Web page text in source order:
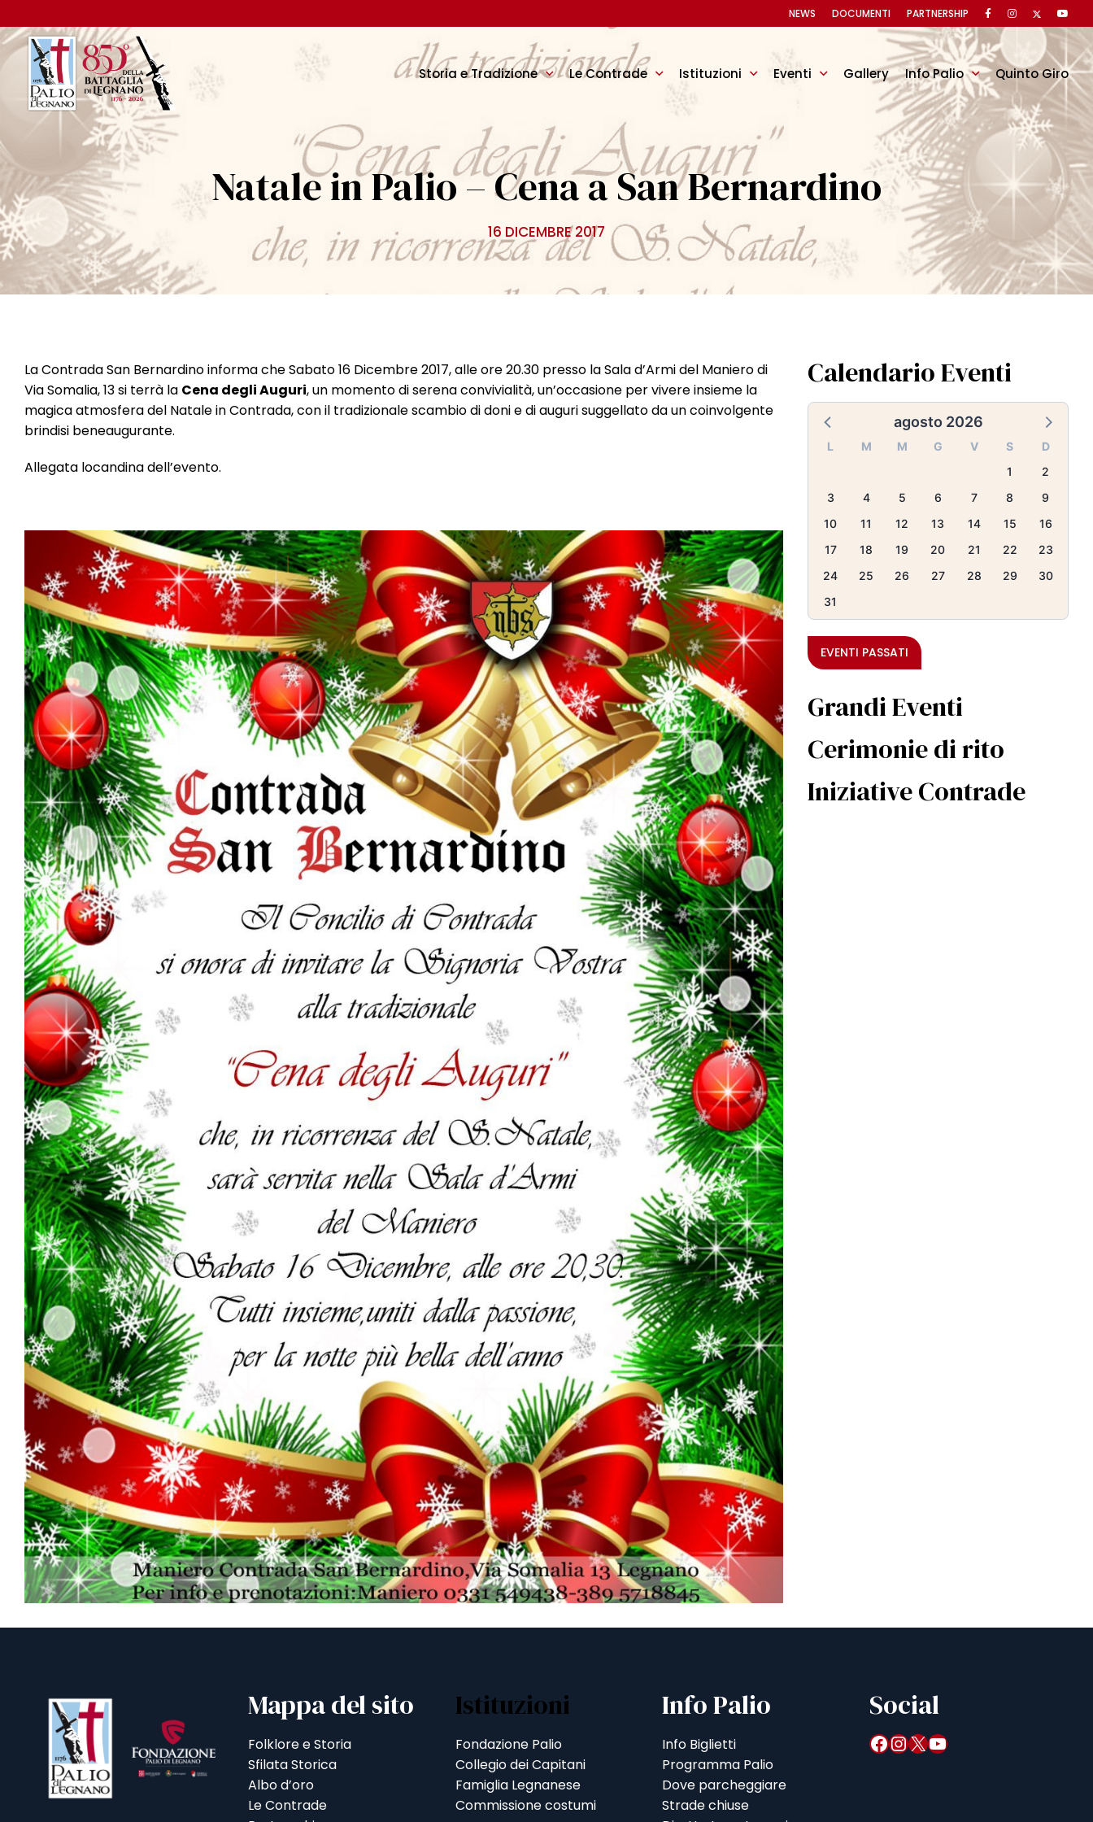
Storia e Tradizione Le Contrade Istituzioni Eventi Gallery Info Palio Quinto Giro
NEWS DOCUMENTI PARTNERSHIP
Natale in Palio – Cena a San Bernardino
16 DICEMBRE 2017
La Contrada San Bernardino informa che Sabato 16 Dicembre 2017, alle ore 20.30 presso la Sala d’Armi del Maniero di
Via Somalia, 13 si terrà la Cena degli Auguri, un momento di serena convivialità, un’occasione per vivere insieme la
magica atmosfera del Natale in Contrada, con il tradizionale scambio di doni e di auguri suggellato da un coinvolgente
brindisi beneaugurante.
Allegata locandina dell’evento.
Calendario Eventi
agosto 2026
L M M G V S
D
1
2
3
4 5 6 7 8
9
10
11 12 13 14 15
16
17
18 19 20 21 22
23
24
25 26 27 28 29
30
31
EVENTI PASSATI
Grandi Eventi
Cerimonie di rito
Iniziative Contrade
Mappa del sito
Folklore e Storia
Sfilata Storica
Albo d’oro
Le Contrade
Istituzioni
Fondazione Palio
Collegio dei Capitani
Famiglia Legnanese
Commissione costumi
Info Palio
Info Biglietti
Programma Palio
Dove parcheggiare
Strade chiuse
Social
Facebook InstagramX YouTube